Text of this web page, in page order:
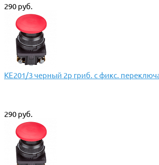
290 руб.
КЕ201/3 черный 2р гриб. с фикс.
290 руб.